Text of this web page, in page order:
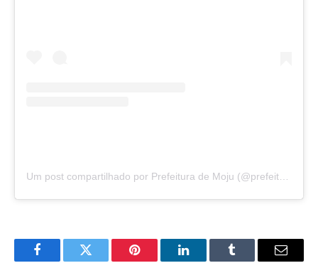
FacebookTwitter Pinterest LinkedInTumblr
E-